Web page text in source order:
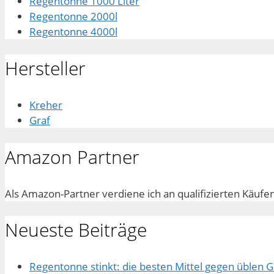
Regentonne 2000l
Regentonne 4000l
Hersteller
Kreher
Graf
Amazon Partner
Als Amazon-Partner verdiene ich an qualifizierten
Neueste Beiträge
Regentonne stinkt: die besten Mittel gegen üblen